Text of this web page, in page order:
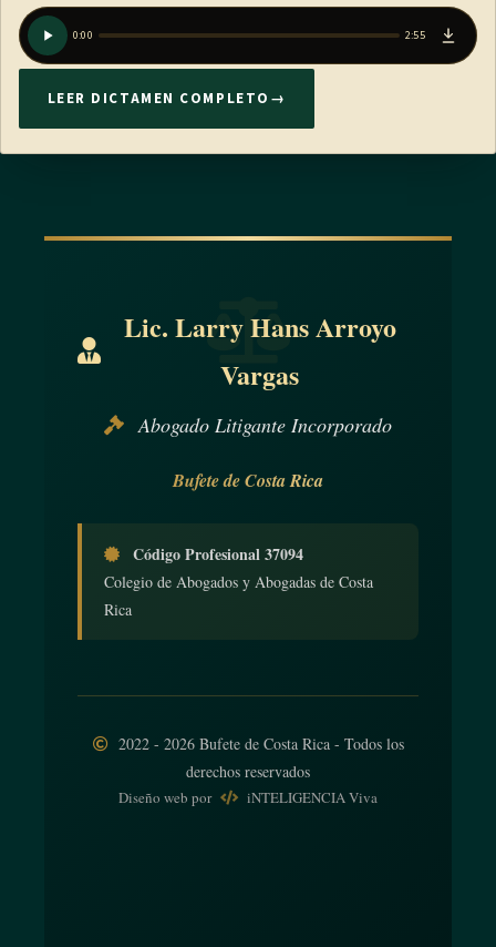
0:00 2:55
LEER DICTAMEN COMPLETO →
Lic. Larry Hans Arroyo
Vargas
Abogado Litigante Incorporado
Bufete de Costa Rica
Código Profesional 37094
Colegio de Abogados y Abogadas de Costa
Rica
2022 - 2026 Bufete de Costa Rica - Todos los
derechos reservados
Diseño web por iNTELIGENCIA Viva